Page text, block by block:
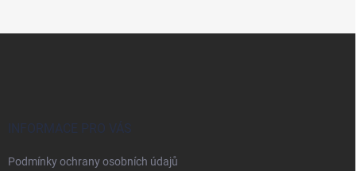
INFORMACE PRO VÁS
Podmínky ochrany osobních údajů